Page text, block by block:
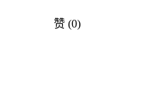
赞 (0)